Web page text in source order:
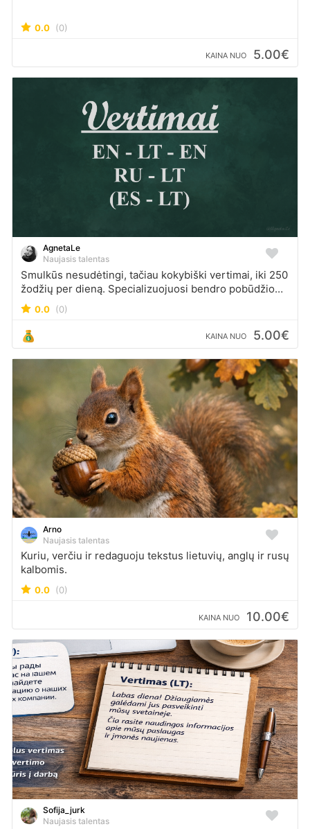
0.0 (0)
KAINA NUO 5.00€
AgnetaLe
Naujasis talentas
Smulkūs nesudėtingi, tačiau kokybiški vertimai, iki 250
žodžių per dieną. Specializuojuosi bendro pobūdžio
tekstuose, straipsniuose, turizmo temomis, galiu
išversti ir nesudėtingus teisinius straipsnius (turiu
mokslinių teisinio vertimo žinių).
0.0 (0)
KAINA NUO 5.00€
Arno
Naujasis talentas
Kuriu, verčiu ir redaguoju tekstus lietuvių, anglų ir rusų
kalbomis.
0.0 (0)
KAINA NUO 10.00€
Sofija_jurk
Naujasis talentas